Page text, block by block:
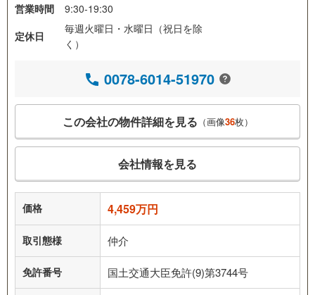
営業時間
9:30-19:30
定休日
毎週火曜日・水曜日（祝日を除
く）
0078-6014-51970
この会社の物件詳細を見る （画像36枚）
会社情報を見る
価格 4,459万円
取引態様 仲介
免許番号 国土交通大臣免許(9)第3744号